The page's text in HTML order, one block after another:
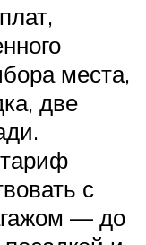
места,
две
с
— до